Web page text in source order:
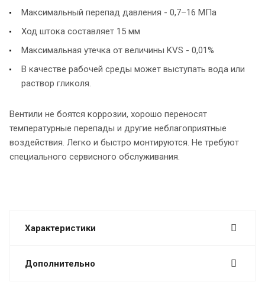
Максимальный перепад давления - 0,7–16 МПа
Ход штока составляет 15 мм
Максимальная утечка от величины KVS - 0,01%
В качестве рабочей среды может выступать вода или
раствор гликоля.
Вентили не боятся коррозии, хорошо переносят
температурные перепады и другие неблагоприятные
воздействия. Легко и быстро монтируются. Не требуют
специального сервисного обслуживания.
Характеристики
Дополнительно